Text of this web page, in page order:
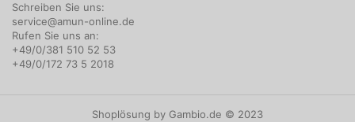
Schreiben Sie uns:
service@amun-online.de
Rufen Sie uns an:
+49/0/381 510 52 53
+49/0/172 73 5 2018
Shoplösung by Gambio.de © 2023